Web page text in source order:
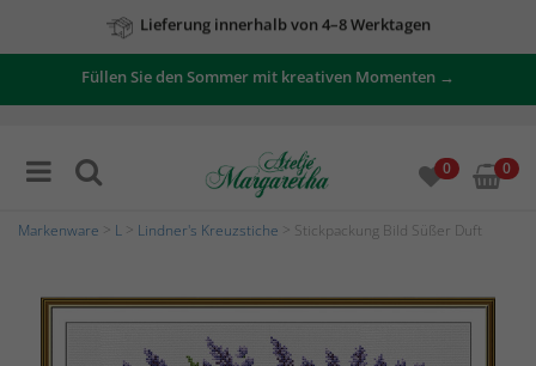
Zu unseren Angeboten
Füllen Sie den Sommer mit kreativen Momenten →
0 0
Markenware L Lindner's Kreuzstiche > Stickpackung Bild Süßer Duft